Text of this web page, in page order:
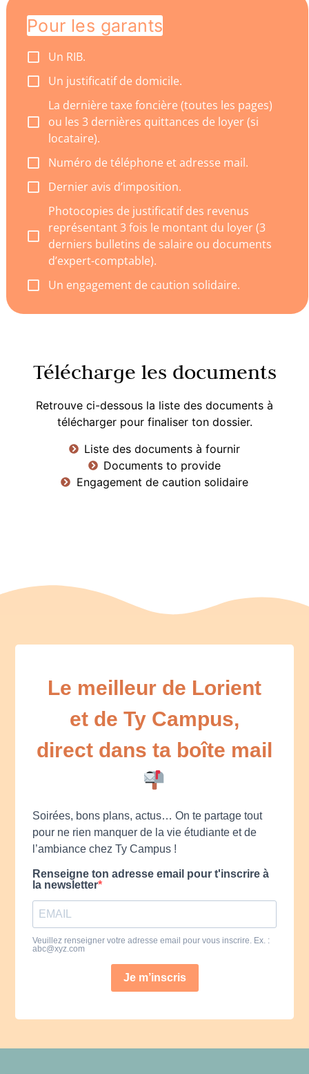
Pour les garants
Un RIB.
Un justificatif de domicile.
La dernière taxe foncière (toutes les pages)
ou les 3 dernières quittances de loyer (si
locataire).
Numéro de téléphone et adresse mail.
Dernier avis d’imposition.
Photocopies de justificatif des revenus
représentant 3 fois le montant du loyer (3
derniers bulletins de salaire ou documents
d’expert-comptable).
Un engagement de caution solidaire.
Télécharge les documents
Retrouve ci-dessous la liste des documents à
télécharger pour finaliser ton dossier.
Liste des documents à fournir
Documents to provide
Engagement de caution solidaire
Le meilleur de Lorient
et de Ty Campus,
direct dans ta boîte mail
Soirées, bons plans, actus… On te partage tout
pour ne rien manquer de la vie étudiante et de
l’ambiance chez Ty Campus !
Renseigne ton adresse email pour t'inscrire à
la newsletter
Veuillez renseigner votre adresse email pour vous inscrire. Ex. :
abc@xyz.com
Je m’inscris